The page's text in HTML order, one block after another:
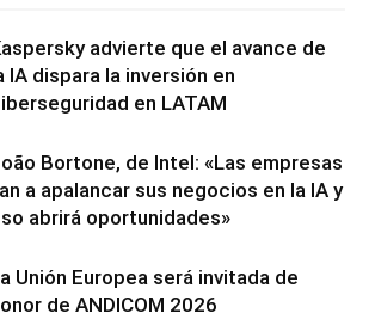
advierte que el avance de
IA dispara la inversión en
en LATAM
Bortone, de Intel: «Las empresas
a apalancar sus negocios en la IA y
abrirá oportunidades»
Unión Europea será invitada de
de ANDICOM 2026